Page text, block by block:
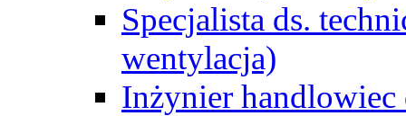
Specjalista ds.
wentylacja)
Inżynier handlowiec